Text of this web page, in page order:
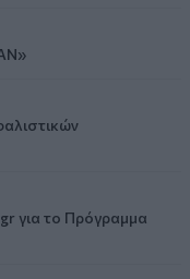
για το Πρόγραμμα